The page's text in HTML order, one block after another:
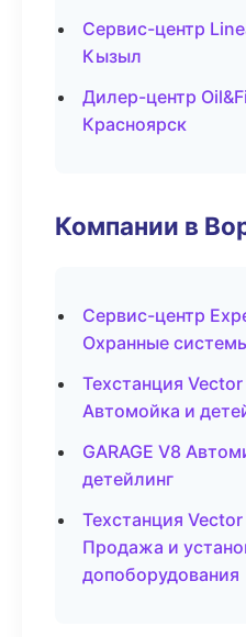
Сервис-центр
Кызыл
Дилер-центр
Красноярск
Компании в
Сервис-центр
Охранные
Техстанция
Автомойка и
GARAGE V8
детейлинг
Техстанция
Продажа и
допоборудования